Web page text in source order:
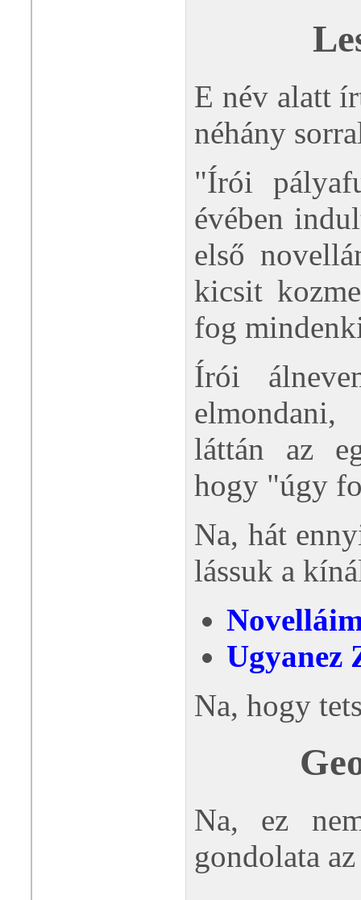
E név alatt
néhány
"Írói
évében
első
kicsit
fog
Írói
láttán az
hogy "úgy
Na, hát
lássuk a
Ugyanez
Na, hogy
Na, ez
gondolata